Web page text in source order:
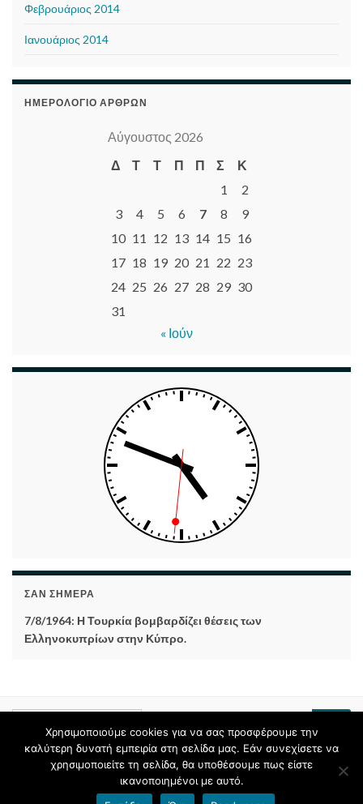
Φεβρουάριος 2014
Ιανουάριος 2014
ΗΜΕΡΟΛΌΓΙΟ ΆΡΘΡΩΝ
Αύγουστος 2026
Δ
Τ Τ Π Π Σ
Κ
1
2
3
4 5 6 7 8
9
10 11 12 13 14 15 16
17 18 19 20 21 22 23
24 25 26 27 28 29 30
31
« Ιούν
ΣΑΝ ΣΉΜΕΡΑ
7/8/1964: Η Τουρκία βομβαρδίζει θέσεις των
Ελληνοκυπρίων στην Κύπρο.
© 2026 11ο Γυμνάσιο Λάρισας.
Θέμα Graphene.
Χρησιμοποιούμε cookies για να σας προσφέρουμε την
καλύτερη δυνατή εμπειρία στη σελίδα μας. Εάν συνεχίσετε να
χρησιμοποιείτε τη σελίδα, θα υποθέσουμε πως είστε
ικανοποιημένοι με αυτό.